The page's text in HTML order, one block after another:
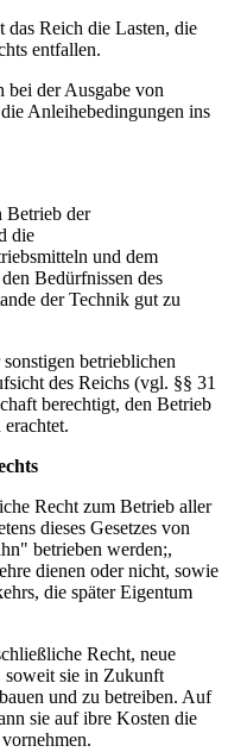
Reich die Lasten, die
entfallen.
bei der Ausgabe von
Anleihebedingungen ins
Betrieb der
die
und dem
Bedürfnissen des
der Technik gut zu
betrieblichen
des Reichs (vgl. §§ 31
berechtigt, den Betrieb
Recht zum Betrieb aller
dieses Gesetzes von
betrieben werden;,
dienen oder nicht, sowie
die später Eigentum
Recht, neue
soweit sie in Zukunft
und zu betreiben. Auf
sie auf ibre Kosten die